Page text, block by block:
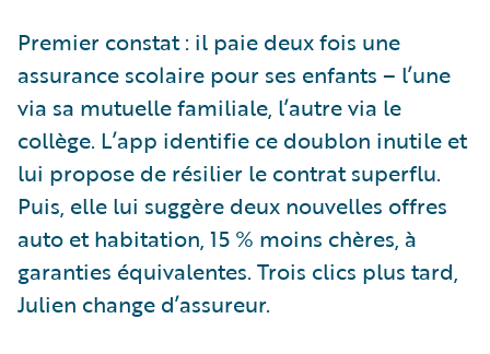
Premier constat : il paie deux fois une
assurance scolaire pour ses enfants – l’une
via sa mutuelle familiale, l’autre via le
collège. L’app identifie ce doublon inutile et
lui propose de résilier le contrat superflu.
Puis, elle lui suggère deux nouvelles offres
auto et habitation, 15 % moins chères, à
garanties équivalentes. Trois clics plus tard,
Julien change d’assureur.